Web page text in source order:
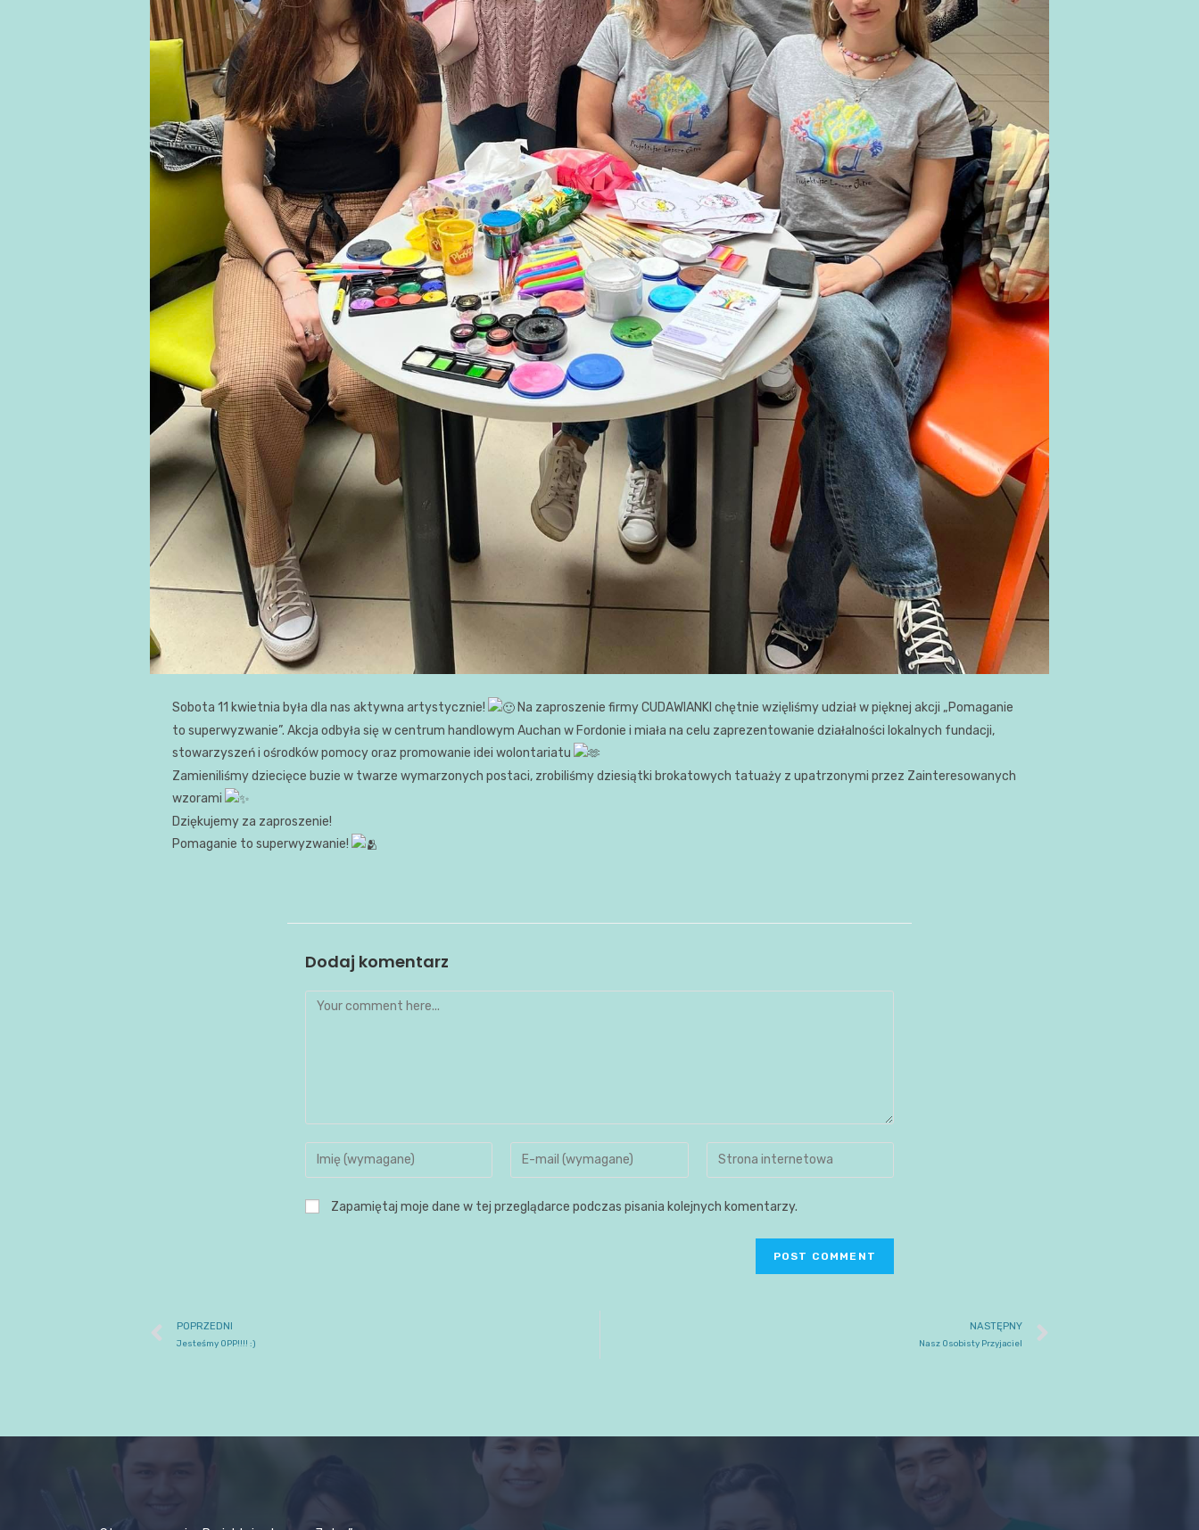
Sobota 11 kwietnia była dla nas aktywna artystycznie!
Na zaproszenie firmy CUDAWIANKI chętnie wzięliśmy udział w pięknej akcji „Pomaganie
to superwyzwanie”. Akcja odbyła się w centrum handlowym Auchan w Fordonie i miała na celu zaprezentowanie działalności lokalnych fundacji,
stowarzyszeń i ośrodków pomocy oraz promowanie idei wolontariatu
Zamieniliśmy dziecięce buzie w twarze wymarzonych postaci, zrobiliśmy dziesiątki brokatowych tatuaży z upatrzonymi przez Zainteresowanych
wzorami
Dziękujemy za zaproszenie!
Pomaganie to superwyzwanie!
Dodaj komentarz
Zapamiętaj moje dane w tej przeglądarce podczas pisania kolejnych komentarzy.
POPRZEDNI
Jesteśmy OPP!!!! :)
NASTĘPNY
Nasz Osobisty Przyjaciel